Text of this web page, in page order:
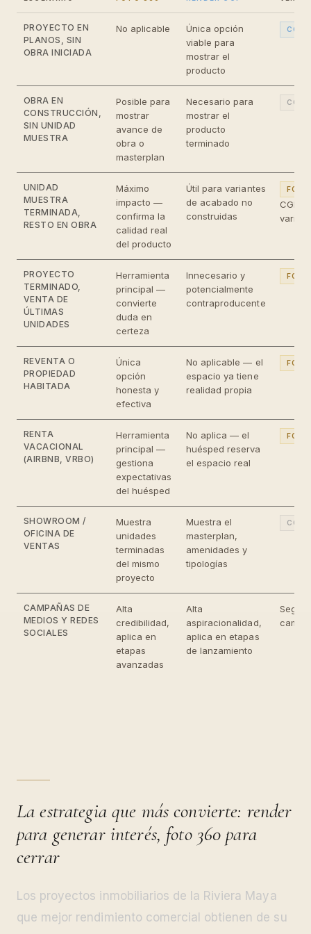
PROYECTO EN
PLANOS, SIN
OBRA INICIADA
No aplicable
Única opción
viable para
mostrar el
producto
CGI
OBRA EN
CONSTRUCCIÓN,
SIN UNIDAD
MUESTRA
Posible para
mostrar
avance de
obra o
masterplan
Necesario para
mostrar el
producto
terminado
UNIDAD
MUESTRA
TERMINADA,
RESTO EN OBRA
Máximo
impacto —
confirma la
calidad real
del producto
Útil para variantes
de acabado no
construidas
CGI
PROYECTO
TERMINADO,
VENTA DE
ÚLTIMAS
UNIDADES
Herramienta
principal —
convierte
duda en
certeza
Innecesario y
potencialmente
contraproducente
REVENTA O
PROPIEDAD
HABITADA
Única
opción
honesta y
efectiva
No aplicable — el
espacio ya tiene
realidad propia
RENTA
VACACIONAL
(AIRBNB, VRBO)
Herramienta
principal —
gestiona
expectativas
del huésped
No aplica — el
huésped reserva
el espacio real
SHOWROOM /
OFICINA DE
VENTAS
Muestra
unidades
terminadas
del mismo
proyecto
Muestra el
masterplan,
amenidades y
tipologías
CAMPAÑAS DE
MEDIOS Y REDES
SOCIALES
Alta
credibilidad,
aplica en
etapas
avanzadas
Alta
aspiracionalidad,
aplica en etapas
de lanzamiento
Según
La estrategia que más convierte: render
para generar interés, foto 360 para
cerrar
Los proyectos inmobiliarios de la Riviera Maya
que mejor rendimiento comercial obtienen de su